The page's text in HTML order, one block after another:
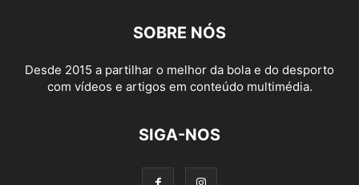
SOBRE NÓS
Desde 2015 a partilhar o melhor da bola e do desporto
com vídeos e artigos em conteúdo multimédia.
SIGA-NOS